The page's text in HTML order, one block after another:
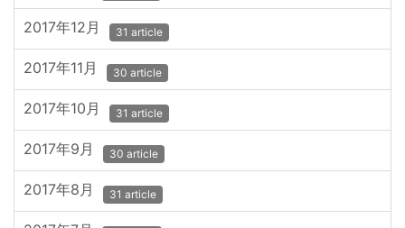
2017年12月 31 article
2017年11月 30 article
2017年10月 31 article
2017年9月 30 article
2017年8月 31 article